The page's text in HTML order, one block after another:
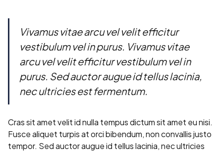
Vivamus vitae arcu vel velit efficitur
vestibulum vel in purus. Vivamus vitae
arcu vel velit efficitur vestibulum vel in
purus. Sed auctor augue id tellus lacinia,
nec ultricies est fermentum.
Cras sit amet velit id nulla tempus dictum sit amet eu nisi.
Fusce aliquet turpis at orci bibendum, non convallis justo
tempor. Sed auctor augue id tellus lacinia, nec ultricies